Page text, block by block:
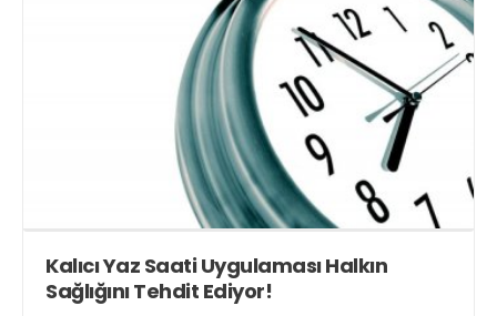
Kalıcı Yaz Saati Uygulaması Halkın
Sağlığını Tehdit Ediyor!